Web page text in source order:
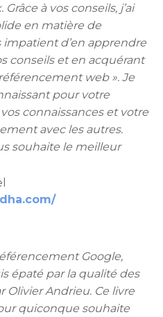
à vos conseils, j’ai
en matière de
d’en apprendre
conseils et en acquérant
web ». Je
pour votre
connaissances et votre
avec les autres.
souhaite le meilleur
Google,
épaté par la qualité des
Olivier Andrieu. Ce livre
quiconque souhaite